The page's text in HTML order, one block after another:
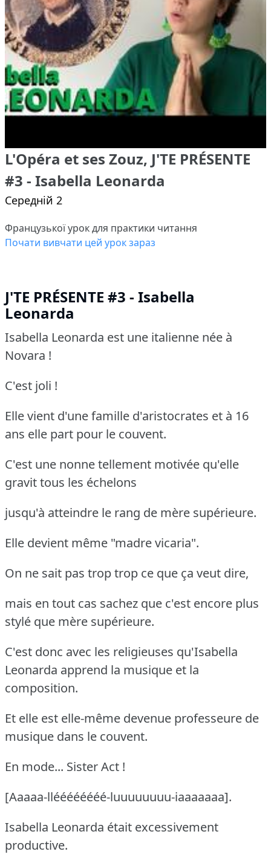
L'Opéra et ses Zouz, J'TE PRÉSENTE
#3 - Isabella Leonarda
Середній 2
Французької урок для практики читання
Почати вивчати цей урок зараз
J'TE PRÉSENTE #3 - Isabella
Leonarda
Isabella Leonarda est une italienne née à
Novara !
C'est joli !
Elle vient d'une famille d'aristocrates et à 16
ans elle part pour le couvent.
C'est une nonne tellement motivée qu'elle
gravit tous les échelons
jusqu'à atteindre le rang de mère supérieure.
Elle devient même "madre vicaria".
On ne sait pas trop trop ce que ça veut dire,
mais en tout cas sachez que c'est encore plus
stylé que mère supérieure.
C'est donc avec les religieuses qu'Isabella
Leonarda apprend la musique et la
composition.
Et elle est elle-même devenue professeure de
musique dans le couvent.
En mode... Sister Act !
[Aaaaa-lléééééééé-luuuuuuuu-iaaaaaaa].
Isabella Leonarda était excessivement
productive.